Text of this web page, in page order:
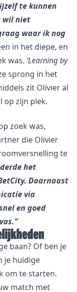
te kunnen
wil niet
waar ik nog
in het diepe, en
was. ‘Learning by
sprong in het
zit Olivier al
op zijn plek.
zoek was,
die Olivier
te
het
Daarnaast
via
en goed
baan? Of ben je
je huidige
om te starten.
match met